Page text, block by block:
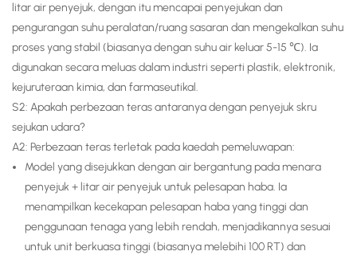
litar air penyejuk, dengan itu mencapai penyejukan dan
pengurangan suhu peralatan/ruang sasaran dan mengekalkan suhu
proses yang stabil (biasanya dengan suhu air keluar 5-15 ℃). Ia
digunakan secara meluas dalam industri seperti plastik, elektronik,
kejuruteraan kimia, dan farmaseutikal.
S2: Apakah perbezaan teras antaranya dengan penyejuk skru
sejukan udara?
A2: Perbezaan teras terletak pada kaedah pemeluwapan:
Model yang disejukkan dengan air bergantung pada menara
penyejuk + litar air penyejuk untuk pelesapan haba. Ia
menampilkan kecekapan pelesapan haba yang tinggi dan
penggunaan tenaga yang lebih rendah, menjadikannya sesuai
untuk unit berkuasa tinggi (biasanya melebihi 100 RT) dan